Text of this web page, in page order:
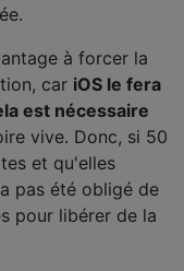
à forcer la
car iOS le fera
est nécessaire
vive. Donc, si 50
et qu'elles
pas été obligé de
pour libérer de la